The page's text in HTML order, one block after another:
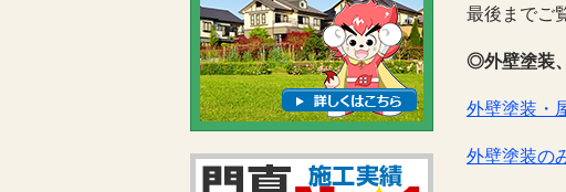
最後までご
◎外壁塗装
外壁塗装・
外壁塗装の